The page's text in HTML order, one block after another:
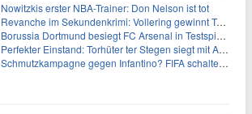
Nowitzkis erster NBA-Trainer: Don Nelson ist tot
Revanche im Sekundenkrimi: Vollering gewinnt Tour
Borussia Dortmund besiegt FC Arsenal in Testspiel mit 3:2
Perfekter Einstand: Torhüter ter Stegen siegt mit Ajax
Schmutzkampagne gegen Infantino? FIFA schaltet auf Angriff